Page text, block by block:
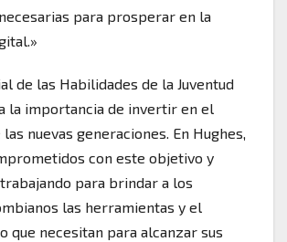
para prosperar en la
de las Habilidades de la Juventud
la importancia de invertir en el
nuevas generaciones. En Hughes,
con este objetivo y
para brindar a los
las herramientas y el
que necesitan para alcanzar sus